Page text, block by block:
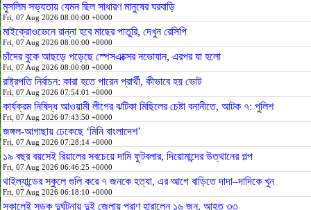
মুসলিম সভ্যতায় যেমন ছিল সাধারণ মানুষের ঘরবাড়ি
Fri, 07 Aug 2026 08:00:00 +0000
মাইক্রোওভেনে রান্না হবে মাছের পাতুরি, দেখুন রেসিপি
Fri, 07 Aug 2026 08:00:00 +0000
চাঁদের বুকে আছড়ে পড়েছে স্পেসএক্সের নভোযান, এরপর যা হলো
Fri, 07 Aug 2026 08:00:00 +0000
রাষ্ট্রপতি নির্বাচন: কারা হতে পারেন প্রার্থী, কীভাবে হয় ভোট
Fri, 07 Aug 2026 07:54:01 +0000
কার্যক্রম নিষিদ্ধ আওয়ামী লীগের ঝটিকা মিছিলের চেষ্টা বনানীতে, আটক ৭: পুলিশ
Fri, 07 Aug 2026 07:43:50 +0000
জঙ্গল-আগাছায় ঢেকেছে ‘মিনি বাংলাদেশ’
Fri, 07 Aug 2026 07:28:14 +0000
১৯ বছর বয়সেই রিয়ালের সবচেয়ে দামি ফুটবলার, দিয়োমান্দের উত্থানের গল্প
Fri, 07 Aug 2026 06:46:25 +0000
থাইল্যান্ডের স্কুলে গুলি করে ৭ জনকে হত্যা, এর আগে বাড়িতে দাদা–দাদিকে খুন
Fri, 07 Aug 2026 06:18:10 +0000
সকালেই সড়ক দুর্ঘটনায় দুই জেলায় প্রাণ হারালেন ১৬ জন, আহত ৩৩